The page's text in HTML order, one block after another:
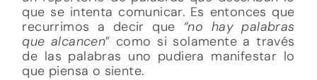
que se intenta comunicar. Es entonces que
recurrimos a decir que “no hay palabras
que alcancen” como si solamente a través
de las palabras uno pudiera manifestar lo
que piensa o siente.